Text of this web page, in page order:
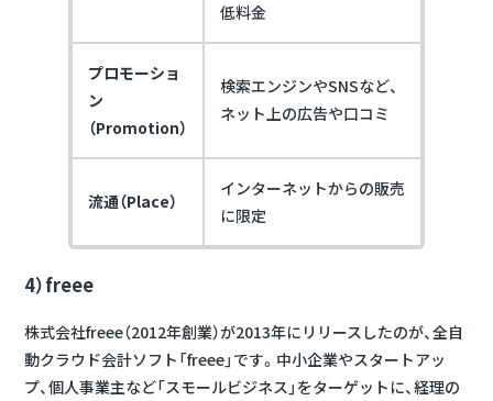
低料金
プロモーショ
ン
（Promotion）
検索エンジンやSNSなど、
ネット上の広告や口コミ
流通（Place）
インターネットからの販売
に限定
4）freee
株式会社freee（2012年創業）が2013年にリリースしたのが、全自
動クラウド会計ソフト「freee」です。 中小企業やスタートアッ
プ、個人事業主など「スモールビジネス」をターゲットに、経理の